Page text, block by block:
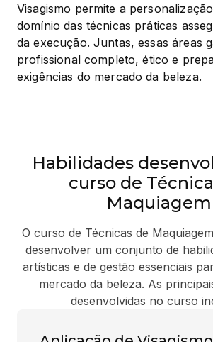
Visagismo permite a
domínio das técnicas práticas
da execução. Juntas, essas áreas
profissional completo, ético e
exigências do mercado da beleza.
Habilidades
curso de
Maquiagem
O curso de Técnicas de
desenvolver um conjunto de
artísticas e de gestão essenciais
mercado da beleza. As
desenvolvidas no curso